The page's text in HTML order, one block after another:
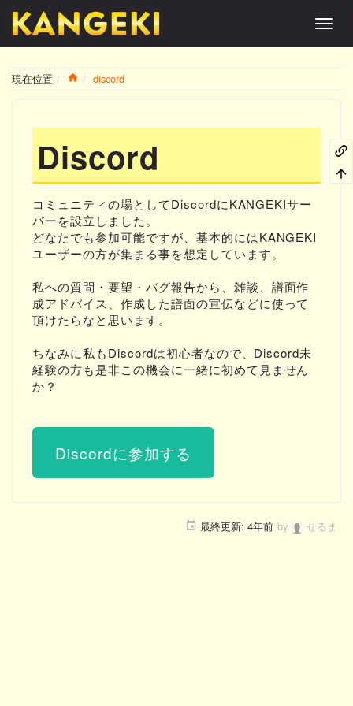
現在位置 Homediscord
Discord
コミュニティの場としてDiscordにKANGEKIサー
バーを設立しました。
どなたでも参加可能ですが、基本的にはKANGEKI
ユーザーの方が集まる事を想定しています。
私への質問・要望・バグ報告から、雑談、譜面作
成アドバイス、作成した譜面の宣伝などに使って
頂けたらなと思います。
ちなみに私もDiscordは初心者なので、Discord未
経験の方も是非この機会に一緒に初めて見ません
か？
Discordに参加する
最終更新: 4年前 by せるま